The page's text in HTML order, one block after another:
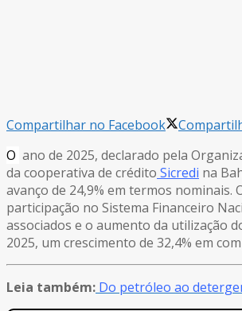
Compartilhar no Facebook
O ano de 2025, declarado pela
da cooperativa de crédito Sicredi na
avanço de 24,9% em termos
participação no Sistema Financeiro
associados e o aumento da utilização
2025, um crescimento de 32,4% em
Leia também: Do petróleo ao